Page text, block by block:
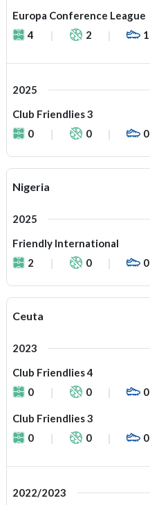
Europa Conference League
4
2 1
2025
Club Friendlies 3
0
0 0
Nigeria
2025
Friendly International
2
0 0
Ceuta
2023
Club Friendlies 4
0
0 0
Club Friendlies 3
0
0 0
2022/2023